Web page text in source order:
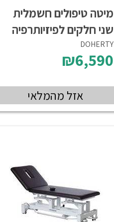
מיטה טיפולים חשמלית
שני חלקים לפיזיותרפיה
DOHERTY
₪6,590
אזל מהמלאי